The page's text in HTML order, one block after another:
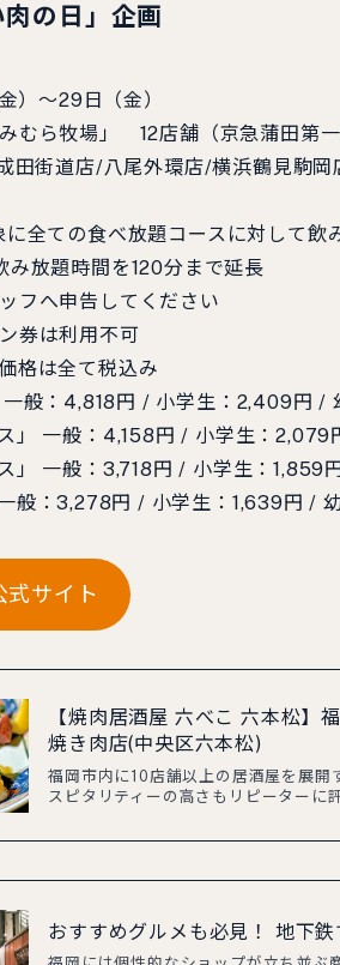
の日 」企画
）～29日（金）
むら牧場」 12店舗（京急蒲田第
田街道店/八尾外環店/横浜鶴見駒
全ての食べ放題コースに対して飲
題時間を120分まで延長
フへ申告してください
券は利用不可
格は全て税込み
一般：4,818円 / 小学生：2,409円
ス」 一般：4,158円 / 小学生：
ス」 一般：3,718円 / 小学生：
一般：3,278円 / 小学生：1,639円 /
サイト
【焼肉居酒屋 六べこ 六本松】
焼き肉店(中央区六本松)
福岡市内に10店舗以上の居酒屋を展
スピタリティーの高さもリピーターに
おすすめグルメも必見！ 地下